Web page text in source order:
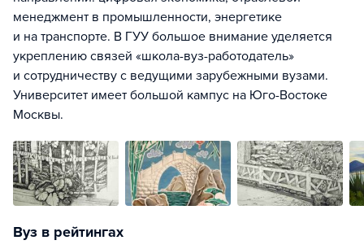
менеджмент в промышленности, энергетике
и на транспорте. В ГУУ большое внимание уделяется
укреплению связей «школа-вуз-работодатель»
и сотрудничеству с ведущими зарубежными вузами.
Университет имеет большой кампус на Юго-Востоке
Москвы.
Вуз в рейтингах